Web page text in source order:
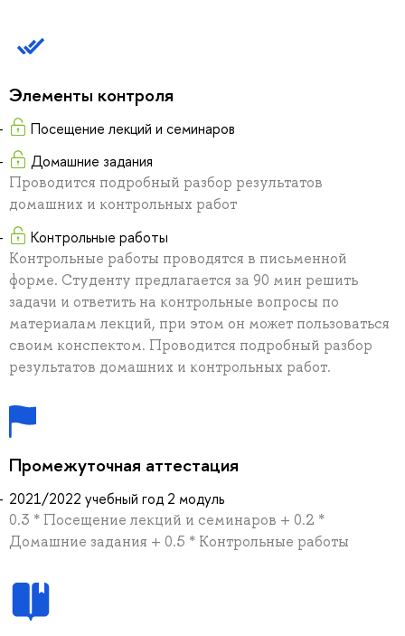
Элементы контроля
Посещение лекций и семинаров
Домашние задания
Проводится подробный разбор результатов
домашних и контрольных работ
Контрольные работы
Контрольные работы проводятся в письменной
форме. Студенту предлагается за 90 мин решить
задачи и ответить на контрольные вопросы по
материалам лекций, при этом он может пользоваться
своим конспектом. Проводится подробный разбор
результатов домашних и контрольных работ.
Промежуточная аттестация
2021/2022 учебный год 2 модуль
0.3 * Посещение лекций и семинаров + 0.2 *
Домашние задания + 0.5 * Контрольные работы